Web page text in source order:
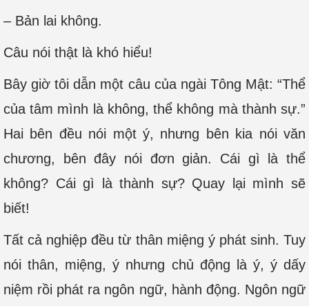
– Bản lai không.
Câu nói thật là khó hiểu!
Bây giờ tôi dẫn một câu của ngài Tông Mật: “Thể
của tâm mình là không, thể không mà thành sự.”
Hai bên đều nói một ý, nhưng bên kia nói văn
chương, bên đây nói đơn giản. Cái gì là thể
không? Cái gì là thành sự? Quay lại mình sẽ
biết!
Tất cả nghiệp đều từ thân miệng ý phát sinh. Tuy
nói thân, miệng, ý nhưng chủ động là ý, ý dấy
niệm rồi phát ra ngôn ngữ, hành động. Ngôn ngữ